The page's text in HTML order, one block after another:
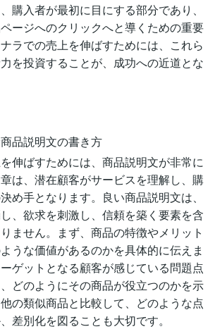
購入者が最初に目にする部分であり、
ージへのクリックへと導くための重要
ラでの売上を伸ばすためには、これら
を投資することが、成功への近道とな
品説明文の書き方
伸ばすためには、商品説明文が非常に
は、潜在顧客がサービスを理解し、購
め手となります。良い商品説明文は、
、欲求を刺激し、信頼を築く要素を含
ません。まず、商品の特徴やメリット
うな価値があるのかを具体的に伝えま
ゲットとなる顧客が感じている問題点
どのようにその商品が役立つのかを示
の類似商品と比較して、どのような点
差別化を図ることも大切です。